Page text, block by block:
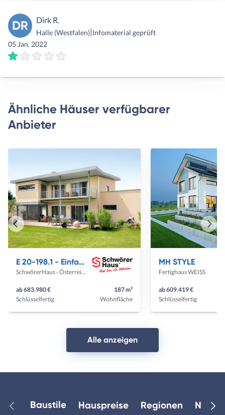
DR Dirk R.
Halle (Westfalen)|Infomaterial geprüft
05 Jan. 2022
Ähnliche Häuser verfügbarer
Anbieter
E 20-198.1 - Einfamilienhaus mit Z-Dach
SchwörerHaus - Österreich
ab 683.980 €
Schlüsselfertig
187 m²
Wohnfläche
MH STYLE
Fertighaus WEISS
ab 609.419 €
Schlüsselfertig
Vorheriges
Haus
Haus
Alle anzeigen
Baustile Hauspreise Regionen